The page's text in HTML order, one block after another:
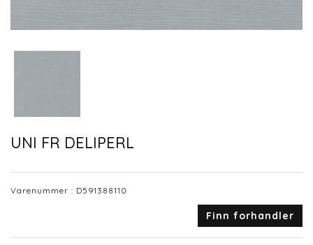
UNI FR DELIPERL
Varenummer : D591388110
Finn forhandler